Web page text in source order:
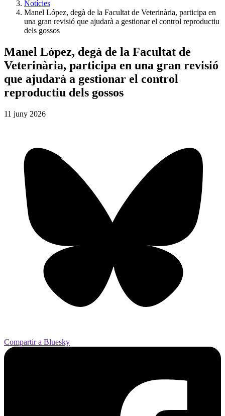
Notícies
Manel López, degà de la Facultat de Veterinària, participa en
una gran revisió que ajudarà a gestionar el control reproductiu
dels gossos
Manel López, degà de la Facultat de
Veterinària, participa en una gran revisió
que ajudarà a gestionar el control
reproductiu dels gossos
11 juny 2026
Compartir a Bluesky